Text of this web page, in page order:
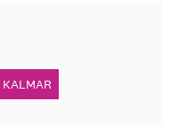
KALMAR